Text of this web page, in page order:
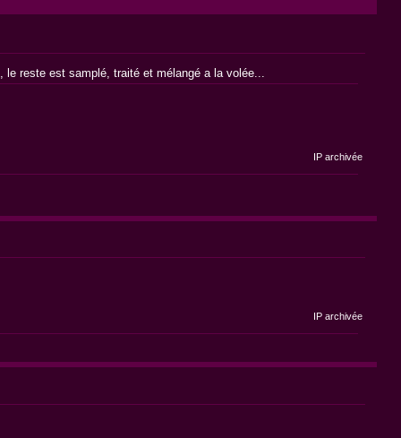
reste est samplé, traité et mélangé a la volée...
IP archivée
IP archivée